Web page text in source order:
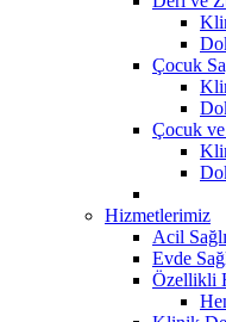
Çocuk
Çocuk ve
Hizmetlerimiz
Acil
Evde
Özellikli